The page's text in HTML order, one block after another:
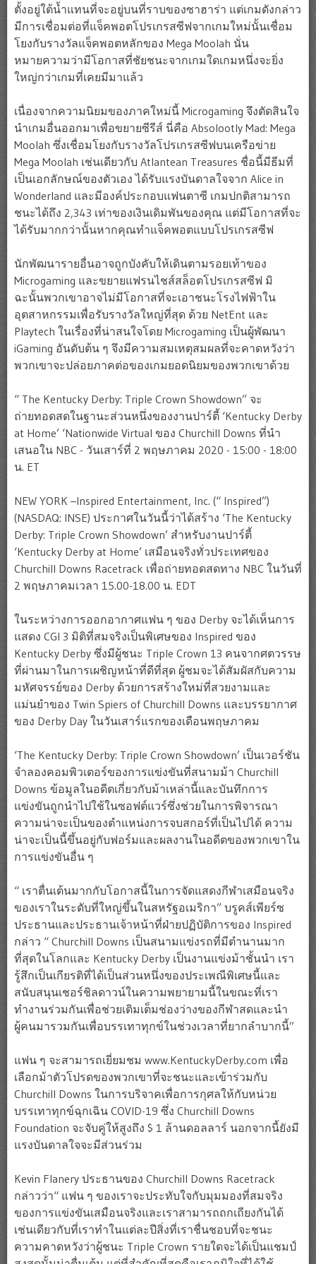
ตั้งอยู่ใต้น้ำแทนที่จะอยู่บนที่ราบของซาฮาร่า แต่เกมดังกล่าว
มีการเชื่อมต่อที่แจ็คพอตโปรเกรสซีฟจากเกมใหม่นั้นเชื่อม
โยงกับรางวัลแจ็คพอตหลักของ Mega Moolah นั่น
หมายความว่ามีโอกาสที่ชัยชนะจากเกมใดเกมหนึ่งจะยิ่ง
ใหญ่กว่าเกมที่เคยมีมาแล้ว
เนื่องจากความนิยมของภาคใหม่นี้ Microgaming จึงตัดสินใจ
นำเกมอื่นออกมาเพื่อขยายซีรีส์ นี่คือ Absolootly Mad: Mega
Moolah ซึ่งเชื่อมโยงกับรางวัลโปรเกรสซีฟบนเครือข่าย
Mega Moolah เช่นเดียวกับ Atlantean Treasures ชื่อนี้มีธีมที่
เป็นเอกลักษณ์ของตัวเอง ได้รับแรงบันดาลใจจาก Alice in
Wonderland และมีองค์ประกอบแฟนตาซี เกมปกติสามารถ
ชนะได้ถึง 2,343 เท่าของเงินเดิมพันของคุณ แต่มีโอกาสที่จะ
ได้รับมากกว่านั้นหากคุณทำแจ็คพอตแบบโปรเกรสซีฟ
นักพัฒนารายอื่นอาจถูกบังคับให้เดินตามรอยเท้าของ
Microgaming และขยายแฟรนไชส์สล็อตโปรเกรสซีฟ มิ
ฉะนั้นพวกเขาอาจไม่มีโอกาสที่จะเอาชนะโรงไฟฟ้าใน
อุตสาหกรรมเพื่อรับรางวัลใหญ่ที่สุด ด้วย NetEnt และ
Playtech ในเรื่องที่น่าสนใจโดย Microgaming เป็นผู้พัฒนา
iGaming อันดับต้น ๆ จึงมีความสมเหตุสมผลที่จะคาดหวังว่า
พวกเขาจะปล่อยภาคต่อของเกมยอดนิยมของพวกเขาด้วย
“ The Kentucky Derby: Triple Crown Showdown” จะ
ถ่ายทอดสดในฐานะส่วนหนึ่งของงานปาร์ตี้ ‘Kentucky Derby
at Home’ ‘Nationwide Virtual ของ Churchill Downs ที่นำ
เสนอใน NBC - วันเสาร์ที่ 2 พฤษภาคม 2020 - 15:00 - 18:00
น. ET
NEW YORK –Inspired Entertainment, Inc. (“ Inspired”)
(NASDAQ: INSE) ประกาศในวันนี้ว่าได้สร้าง ‘The Kentucky
Derby: Triple Crown Showdown’ สำหรับงานปาร์ตี้
‘Kentucky Derby at Home’ เสมือนจริงทั่วประเทศของ
Churchill Downs Racetrack เพื่อถ่ายทอดสดทาง NBC ในวันที่
2 พฤษภาคมเวลา 15.00-18.00 น. EDT
ในระหว่างการออกอากาศแฟน ๆ ของ Derby จะได้เห็นการ
แสดง CGI 3 มิติที่สมจริงเป็นพิเศษของ Inspired ของ
Kentucky Derby ซึ่งมีผู้ชนะ Triple Crown 13 คนจากศตวรรษ
ที่ผ่านมาในการเผชิญหน้าที่ดีที่สุด ผู้ชมจะได้สัมผัสกับความ
มหัศจรรย์ของ Derby ด้วยการสร้างใหม่ที่สวยงามและ
แม่นยำของ Twin Spiers of Churchill Downs และบรรยากาศ
ของ Derby Day ในวันเสาร์แรกของเดือนพฤษภาคม
‘The Kentucky Derby: Triple Crown Showdown’ เป็นเวอร์ชัน
จำลองคอมพิวเตอร์ของการแข่งขันที่สนามม้า Churchill
Downs ข้อมูลในอดีตเกี่ยวกับม้าเหล่านี้และบันทึกการ
แข่งขันถูกนำไปใช้ในซอฟต์แวร์ซึ่งช่วยในการพิจารณา
ความน่าจะเป็นของตำแหน่งการจบสกอร์ที่เป็นไปได้ ความ
น่าจะเป็นนี้ขึ้นอยู่กับฟอร์มและผลงานในอดีตของพวกเขาใน
การแข่งขันอื่น ๆ
“ เราตื่นเต้นมากกับโอกาสนี้ในการจัดแสดงกีฬาเสมือนจริง
ของเราในระดับที่ใหญ่ขึ้นในสหรัฐอเมริกา” บรูคส์เพียร์ซ
ประธานและประธานเจ้าหน้าที่ฝ่ายปฏิบัติการของ Inspired
กล่าว “ Churchill Downs เป็นสนามแข่งรถที่มีตำนานมาก
ที่สุดในโลกและ Kentucky Derby เป็นงานแข่งม้าชั้นนำ เรา
รู้สึกเป็นเกียรติที่ได้เป็นส่วนหนึ่งของประเพณีพิเศษนี้และ
สนับสนุนเชอร์ชิลดาวน์ในความพยายามนี้ในขณะที่เรา
ทำงานร่วมกันเพื่อช่วยเติมเต็มช่องว่างของกีฬาสดและนำ
ผู้คนมารวมกันเพื่อบรรเทาทุกข์ในช่วงเวลาที่ยากลำบากนี้”
แฟน ๆ จะสามารถเยี่ยมชม www.KentuckyDerby.com เพื่อ
เลือกม้าตัวโปรดของพวกเขาที่จะชนะและเข้าร่วมกับ
Churchill Downs ในการบริจาคเพื่อการกุศลให้กับหน่วย
บรรเทาทุกข์ฉุกเฉิน COVID-19 ซึ่ง Churchill Downs
Foundation จะจับคู่ให้สูงถึง $ 1 ล้านดอลลาร์ นอกจากนี้ยังมี
แรงบันดาลใจจะมีส่วนร่วม
Kevin Flanery ประธานของ Churchill Downs Racetrack
กล่าวว่า“ แฟน ๆ ของเราจะประทับใจกับมุมมองที่สมจริง
ของการแข่งขันเสมือนจริงและเราสามารถถกเถียงกันได้
เช่นเดียวกับที่เราทำในแต่ละปีสิ่งที่เราชื่นชอบที่จะชนะ
ความคาดหวังว่าผู้ชนะ Triple Crown รายใดจะได้เป็นแชมป์